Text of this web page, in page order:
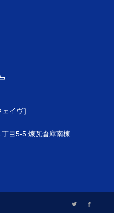
イヴ］
目5-5 煉瓦倉庫南棟